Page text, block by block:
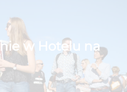
w Hotelu na